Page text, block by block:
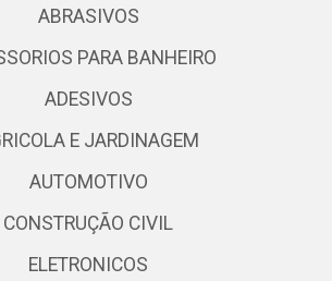
ABRASIVOS
PARA BANHEIRO
ADESIVOS
E JARDINAGEM
AUTOMOTIVO
CONSTRUÇÃO CIVIL
ELETRONICOS